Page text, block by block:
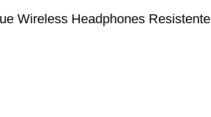
Wireless Headphones Resistente